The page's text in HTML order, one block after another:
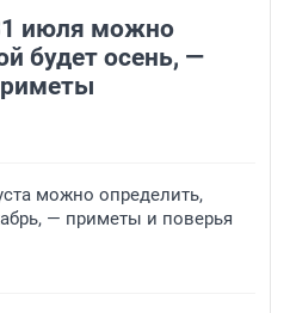
июля можно
будет осень, —
можно определить,
— приметы и поверья